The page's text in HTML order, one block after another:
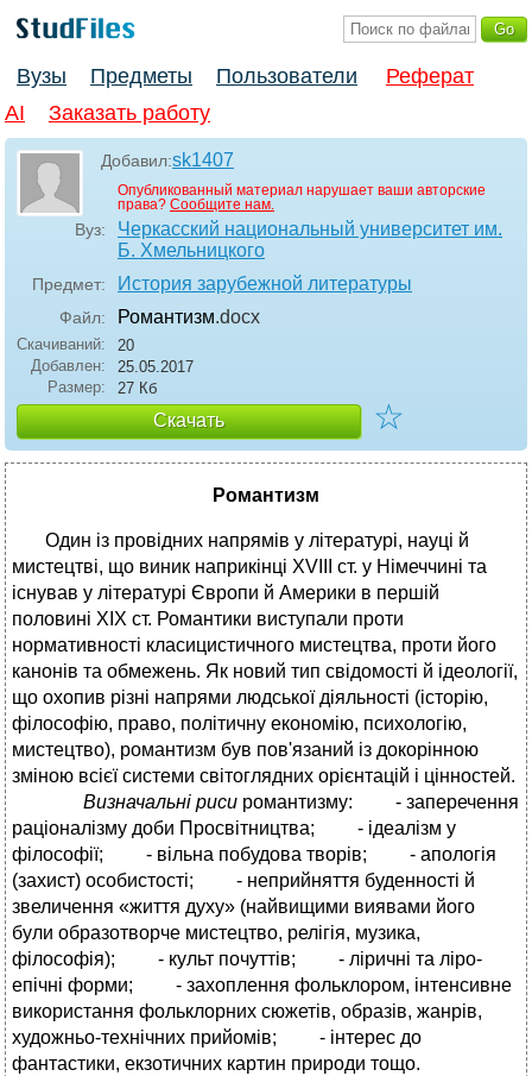
Вузы Предметы Пользователи
Реферат
AI
Заказать работу
Добавил:sk1407
Опубликованный материал нарушает ваши авторские
права? Сообщите нам.
Вуз:
Черкасский национальный университет им.
Б. Хмельницкого
Предмет: История зарубежной литературы
Файл: Романтизм.docx
Скачиваний:
20
Добавлен:
25.05.2017
Размер:
27 Кб
Скачать ☆
Романтизм
Один із провідних напрямів у літературі, науці й
мистецтві, що виник наприкінці XVIII ст. у Німеччині та
існував у літературі Європи й Америки в першій
половині XIX ст. Романтики виступали проти
нормативності класицистичного мистецтва, проти його
канонів та обмежень. Як новий тип свідомості й ідеології,
що охопив різні напрями людської діяльності (історію,
філософію, право, політичну економію, психологію,
мистецтво), романтизм був пов'язаний із докорінною
зміною всієї системи світоглядних opієнтацій і цінностей.
Визначальні риси романтизму: - заперечення
раціоналізму доби Просвітництва; - ідеалізм у
філософії; - вільна побудова творів; - апологія
(захист) особистості; - неприйняття буденності й
звеличення «життя духу» (найвищими виявами його
були образотворче мистецтво, релігія, музика,
філософія); - культ почуттів; - ліричні та ліро-
епічні форми; - захоплення фольклором, інтенсивне
використання фольклорних сюжетів, образів, жанрів,
художньо-технічних прийомів; - інтерес до
фантастики, екзотичних картин природи тощо.